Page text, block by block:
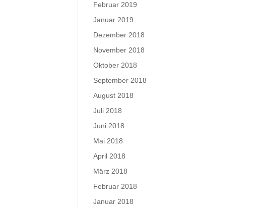
Februar 2019
Januar 2019
Dezember 2018
November 2018
Oktober 2018
September 2018
August 2018
Juli 2018
Juni 2018
Mai 2018
April 2018
März 2018
Februar 2018
Januar 2018